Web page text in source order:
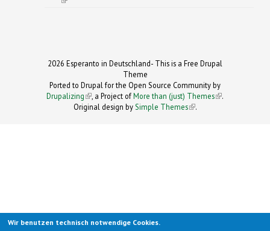
2026 Esperanto in Deutschland- This is a Free Drupal
Theme
Ported to Drupal for the Open Source Community by
Drupalizing(link is external)
, a Project ofMore than (just) Themes (link is
.
Original design by Simple Themes
(link is
.
Wir benutzen technisch notwendige Cookies.